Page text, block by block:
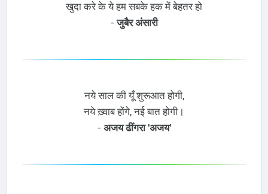
खुदा करे के ये हम सबके हक में बेहतर हो
-जुबैर अंसारी
नये साल‌ की यूँ शुरूआत होगी,
नये ख़्वाब होंगे, नई बात होगी।
- अजय ढींगरा 'अजय'